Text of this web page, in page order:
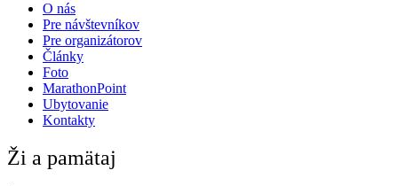
O nás
Pre návštevníkov
Pre organizátorov
Články
Foto
MarathonPoint
Ubytovanie
Kontakty
Ži a pamätaj